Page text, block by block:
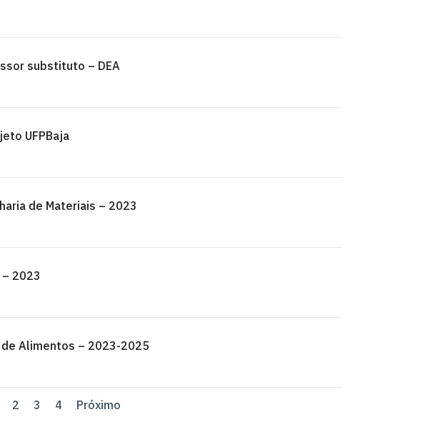
substituto – DEA
UFPBaja
de Materiais – 2023
2023
de Alimentos – 2023-2025
2 3 4 Próximo